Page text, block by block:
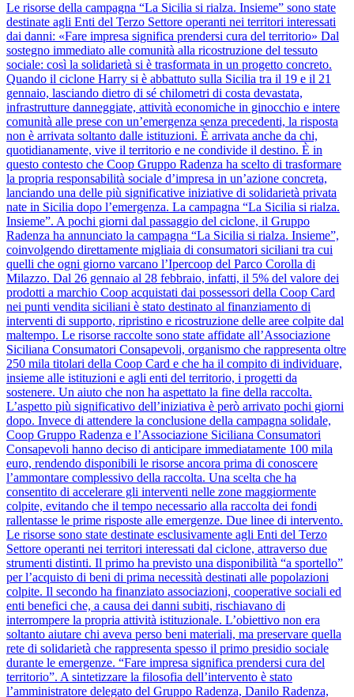
Le risorse della campagna “La Sicilia si rialza. Insieme” sono state
destinate agli Enti del Terzo Settore operanti nei territori interessati
dai danni: «Fare impresa significa prendersi cura del territorio» Dal
sostegno immediato alle comunità alla ricostruzione del tessuto
sociale: così la solidarietà si è trasformata in un progetto concreto.
Quando il ciclone Harry si è abbattuto sulla Sicilia tra il 19 e il 21
gennaio, lasciando dietro di sé chilometri di costa devastata,
infrastrutture danneggiate, attività economiche in ginocchio e intere
comunità alle prese con un’emergenza senza precedenti, la risposta
non è arrivata soltanto dalle istituzioni. È arrivata anche da chi,
quotidianamente, vive il territorio e ne condivide il destino. È in
questo contesto che Coop Gruppo Radenza ha scelto di trasformare
la propria responsabilità sociale d’impresa in un’azione concreta,
lanciando una delle più significative iniziative di solidarietà privata
nate in Sicilia dopo l’emergenza. La campagna “La Sicilia si rialza.
Insieme”. A pochi giorni dal passaggio del ciclone, il Gruppo
Radenza ha annunciato la campagna “La Sicilia si rialza. Insieme”,
coinvolgendo direttamente migliaia di consumatori siciliani tra cui
quelli che ogni giorno varcano l’Ipercoop del Parco Corolla di
Milazzo. Dal 26 gennaio al 28 febbraio, infatti, il 5% del valore dei
prodotti a marchio Coop acquistati dai possessori della Coop Card
nei punti vendita siciliani è stato destinato al finanziamento di
interventi di supporto, ripristino e ricostruzione delle aree colpite dal
maltempo. Le risorse raccolte sono state affidate all’Associazione
Siciliana Consumatori Consapevoli, organismo che rappresenta oltre
250 mila titolari della Coop Card e che ha il compito di individuare,
insieme alle istituzioni e agli enti del territorio, i progetti da
sostenere. Un aiuto che non ha aspettato la fine della raccolta.
L’aspetto più significativo dell’iniziativa è però arrivato pochi giorni
dopo. Invece di attendere la conclusione della campagna solidale,
Coop Gruppo Radenza e l’Associazione Siciliana Consumatori
Consapevoli hanno deciso di anticipare immediatamente 100 mila
euro, rendendo disponibili le risorse ancora prima di conoscere
l’ammontare complessivo della raccolta. Una scelta che ha
consentito di accelerare gli interventi nelle zone maggiormente
colpite, evitando che il tempo necessario alla raccolta dei fondi
rallentasse le prime risposte alle emergenze. Due linee di intervento.
Le risorse sono state destinate esclusivamente agli Enti del Terzo
Settore operanti nei territori interessati dal ciclone, attraverso due
strumenti distinti. Il primo ha previsto una disponibilità “a sportello”
per l’acquisto di beni di prima necessità destinati alle popolazioni
colpite. Il secondo ha finanziato associazioni, cooperative sociali ed
enti benefici che, a causa dei danni subiti, rischiavano di
interrompere la propria attività istituzionale. L’obiettivo non era
soltanto aiutare chi aveva perso beni materiali, ma preservare quella
rete di solidarietà che rappresenta spesso il primo presidio sociale
durante le emergenze. “Fare impresa significa prendersi cura del
territorio”. A sintetizzare la filosofia dell’intervento è stato
l’amministratore delegato del Gruppo Radenza, Danilo Radenza,